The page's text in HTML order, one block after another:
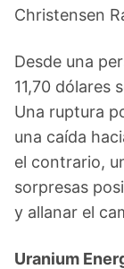
Christensen
Desde una
11,70 dólares
Una ruptura
una caída
el contrario,
sorpresas
y allanar el
Uranium